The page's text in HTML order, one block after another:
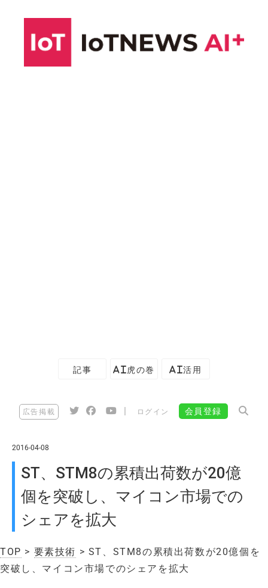
記事 AI虎の巻 AI活用
広告掲載 ログイン 会員登録
2016-04-08
ST、STM8の累積出荷数が20億
個を突破し、マイコン市場での
シェアを拡大
TOP > 要素技術 > ST、STM8の累積出荷数が20億個を
突破し、マイコン市場でのシェアを拡大